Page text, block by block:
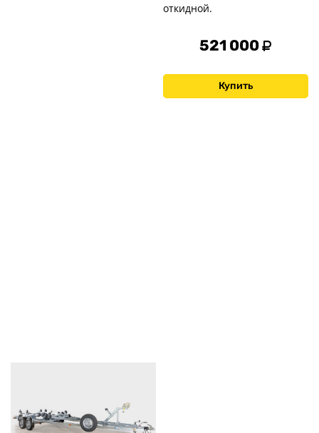
откидной.
521 000
Купить